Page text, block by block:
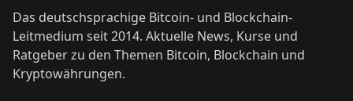
Das deutschsprachige Bitcoin- und Blockchain-
Leitmedium seit 2014. Aktuelle News, Kurse und
Ratgeber zu den Themen Bitcoin, Blockchain und
Kryptowährungen.